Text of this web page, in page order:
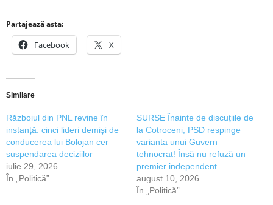
Partajează asta:
Facebook X
Similare
Războiul din PNL revine în
instanță: cinci lideri demiși de
conducerea lui Bolojan cer
suspendarea deciziilor
iulie 29, 2026
În „Politică”
SURSE Înainte de discuțiile de
la Cotroceni, PSD respinge
varianta unui Guvern
tehnocrat! Însă nu refuză un
premier independent
august 10, 2026
În „Politică”